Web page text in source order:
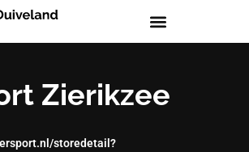
Zierikzee
storedetail?